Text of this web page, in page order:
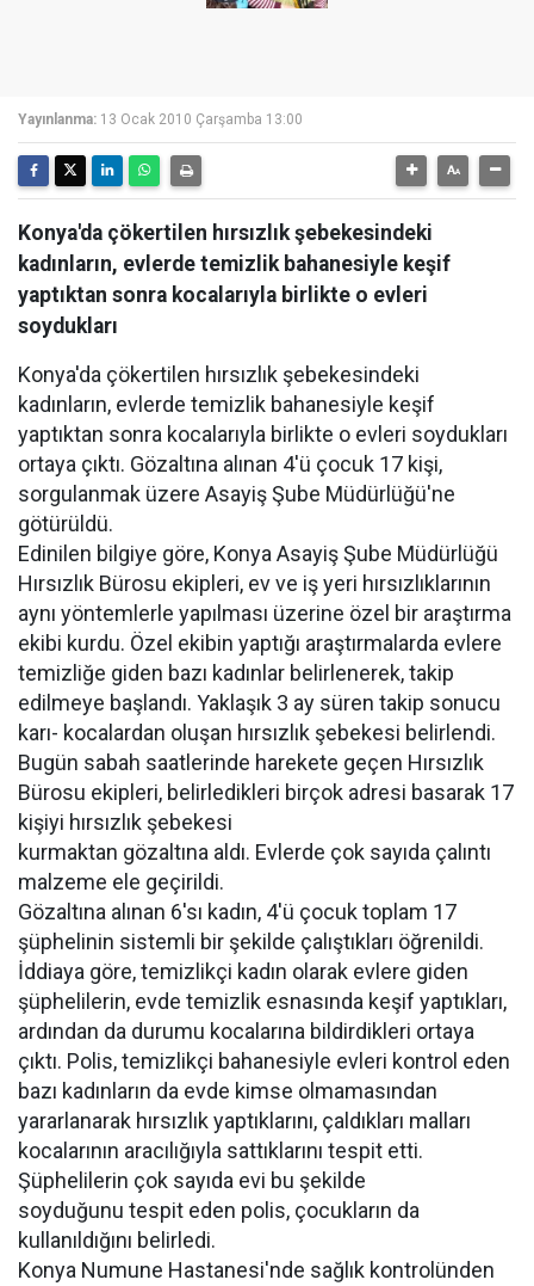
Yayınlanma: 13 Ocak 2010 Çarşamba 13:00
Konya'da çökertilen hırsızlık şebekesindeki
kadınların, evlerde temizlik bahanesiyle keşif
yaptıktan sonra kocalarıyla birlikte o evleri
soydukları
Konya'da çökertilen hırsızlık şebekesindeki
kadınların, evlerde temizlik bahanesiyle keşif
yaptıktan sonra kocalarıyla birlikte o evleri soydukları
ortaya çıktı. Gözaltına alınan 4'ü çocuk 17 kişi,
sorgulanmak üzere Asayiş Şube Müdürlüğü'ne
götürüldü.
Edinilen bilgiye göre, Konya Asayiş Şube Müdürlüğü
Hırsızlık Bürosu ekipleri, ev ve iş yeri hırsızlıklarının
aynı yöntemlerle yapılması üzerine özel bir araştırma
ekibi kurdu. Özel ekibin yaptığı araştırmalarda evlere
temizliğe giden bazı kadınlar belirlenerek, takip
edilmeye başlandı. Yaklaşık 3 ay süren takip sonucu
karı- kocalardan oluşan hırsızlık şebekesi belirlendi.
Bugün sabah saatlerinde harekete geçen Hırsızlık
Bürosu ekipleri, belirledikleri birçok adresi basarak 17
kişiyi hırsızlık şebekesi
kurmaktan gözaltına aldı. Evlerde çok sayıda çalıntı
malzeme ele geçirildi.
Gözaltına alınan 6'sı kadın, 4'ü çocuk toplam 17
şüphelinin sistemli bir şekilde çalıştıkları öğrenildi.
İddiaya göre, temizlikçi kadın olarak evlere giden
şüphelilerin, evde temizlik esnasında keşif yaptıkları,
ardından da durumu kocalarına bildirdikleri ortaya
çıktı. Polis, temizlikçi bahanesiyle evleri kontrol eden
bazı kadınların da evde kimse olmamasından
yararlanarak hırsızlık yaptıklarını, çaldıkları malları
kocalarının aracılığıyla sattıklarını tespit etti.
Şüphelilerin çok sayıda evi bu şekilde
soyduğunu tespit eden polis, çocukların da
kullanıldığını belirledi.
Konya Numune Hastanesi'nde sağlık kontrolünden